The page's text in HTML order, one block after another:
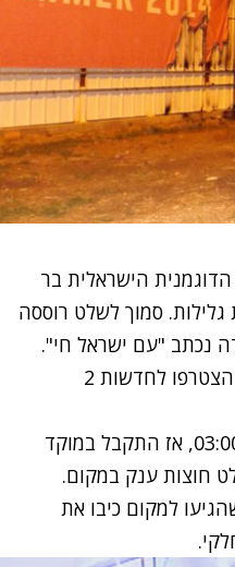
הישראלית בר
סמוך לשלט רוססה
נכתב "עם ישראל חי".
רוצים לקבל עדכונים נוספים? הצטרפו לחדשות 2
האירוע התרחש סמוך לשעה 03:00, אז התקבל במוקד
חוצות ענק במקום.
למקום כיבו את